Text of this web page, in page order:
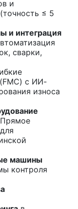
и
≤ 5
и интеграция
сварки,
с ИИ-
износа
машины
контроля